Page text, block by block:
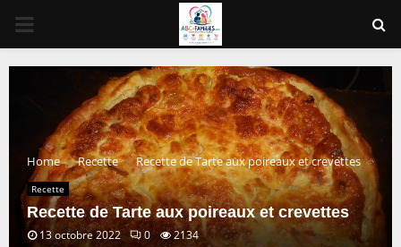
PRIMARY
MENU
Home Recette Recette de Tarte aux poireaux et crevettes
Recette
Recette de Tarte aux poireaux et crevettes
13 octobre 2022 0 2134